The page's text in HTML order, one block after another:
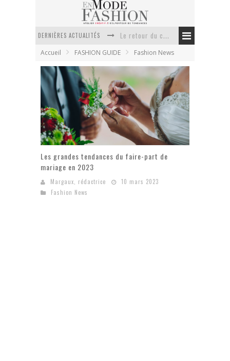
DERNIÈRES ACTUALITÉS
Doudoune pour femme : choisir la pièce idéale entre style, chaleur et durabilité
Week-end spa en automne : quel maillot de bain choisir ?
Pourquoi le costume sur mesure à Paris est un incontournable de l’élégance contemporaine ?
Anti chute cheveux homme : quelles solutions pour renforcer sa chevelure ?
Accueil FASHION GUIDE Fashion News
Les grandes tendances du faire-part de
mariage en 2023
Margaux, rédactrice
10 mars 2023
Fashion News